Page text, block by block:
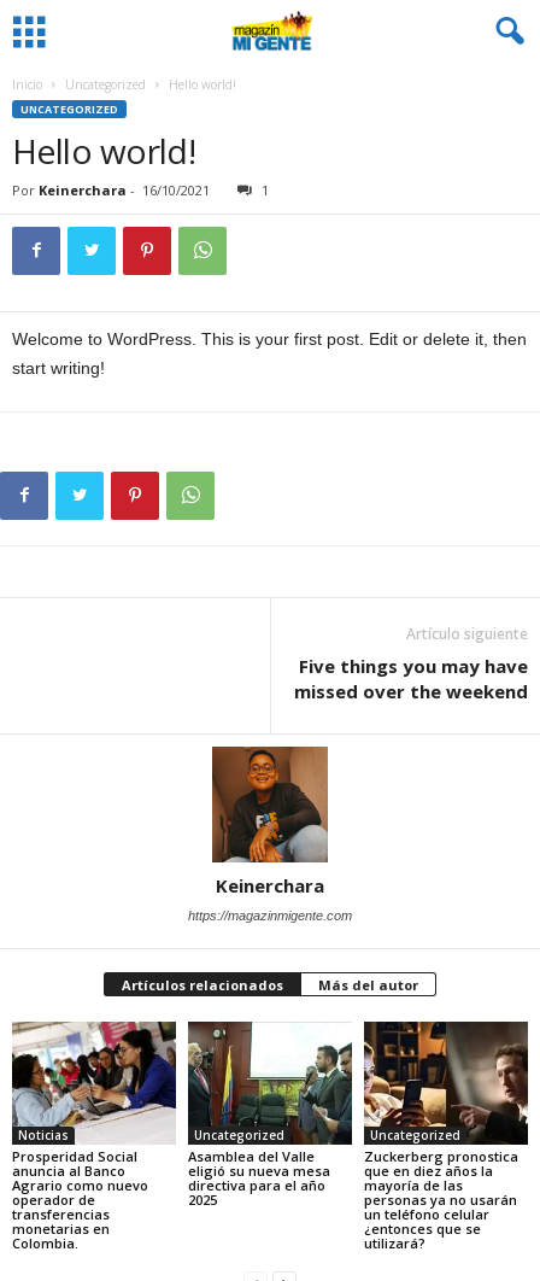
Inicio Uncategorized Hello world!
UNCATEGORIZED
Hello world!
Por Keinerchara - 16/10/2021 1
Welcome to WordPress. This is your first post. Edit or delete it, then
start writing!
Artículo siguiente
Five things you may have
missed over the weekend
Keinerchara
https://magazinmigente.com
Artículos relacionados Más del autor
Noticias
Prosperidad Social
anuncia al Banco
Agrario como nuevo
operador de
transferencias
monetarias en
Colombia.
Uncategorized
Asamblea del Valle
eligió su nueva mesa
directiva para el año
2025
Uncategorized
Zuckerberg pronostica
que en diez años la
mayoría de las
personas ya no usarán
un teléfono celular
¿entonces que se
utilizará?